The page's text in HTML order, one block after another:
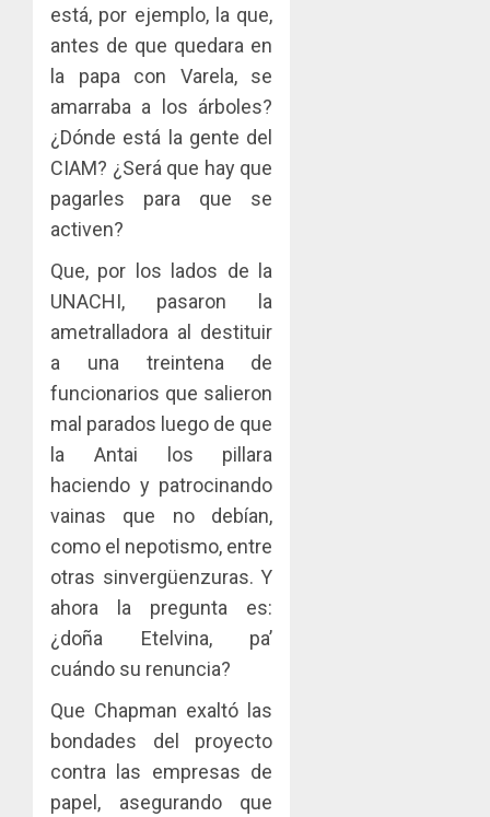
está, por ejemplo, la que,
antes de que quedara en
la papa con Varela, se
amarraba a los árboles?
¿Dónde está la gente del
CIAM? ¿Será que hay que
pagarles para que se
activen?
Que, por los lados de la
UNACHI, pasaron la
ametralladora al destituir
a una treintena de
funcionarios que salieron
mal parados luego de que
la Antai los pillara
haciendo y patrocinando
vainas que no debían,
como el nepotismo, entre
otras sinvergüenzuras. Y
ahora la pregunta es:
¿doña Etelvina, pa’
cuándo su renuncia?
Que Chapman exaltó las
bondades del proyecto
contra las empresas de
papel, asegurando que